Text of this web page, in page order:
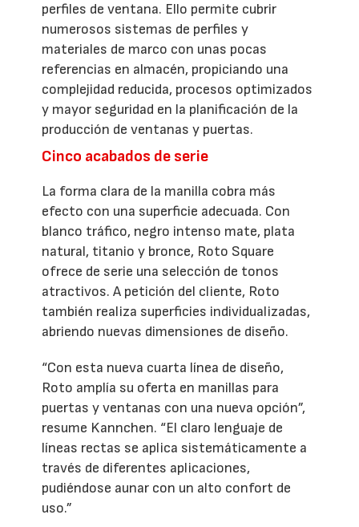
perfiles de ventana. Ello permite cubrir
numerosos sistemas de perfiles y
materiales de marco con unas pocas
referencias en almacén, propiciando una
complejidad reducida, procesos optimizados
y mayor seguridad en la planificación de la
producción de ventanas y puertas.
Cinco acabados de serie
La forma clara de la manilla cobra más
efecto con una superficie adecuada. Con
blanco tráfico, negro intenso mate, plata
natural, titanio y bronce, Roto Square
ofrece de serie una selección de tonos
atractivos. A petición del cliente, Roto
también realiza superficies individualizadas,
abriendo nuevas dimensiones de diseño.
“Con esta nueva cuarta línea de diseño,
Roto amplía su oferta en manillas para
puertas y ventanas con una nueva opción”,
resume Kannchen. “El claro lenguaje de
líneas rectas se aplica sistemáticamente a
través de diferentes aplicaciones,
pudiéndose aunar con un alto confort de
uso.”